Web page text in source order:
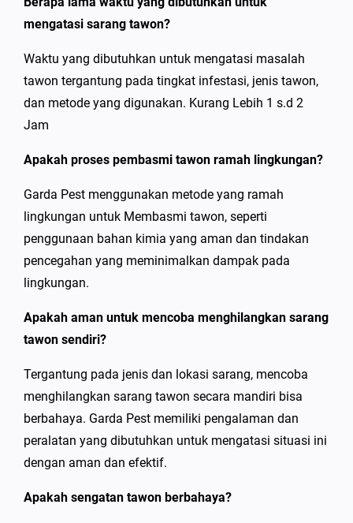
mengatasi sarang tawon?
Waktu yang dibutuhkan untuk mengatasi masalah
tawon tergantung pada tingkat infestasi, jenis tawon,
dan metode yang digunakan. Kurang Lebih 1 s.d 2
Jam
Apakah proses pembasmi tawon ramah lingkungan?
Garda Pest menggunakan metode yang ramah
lingkungan untuk Membasmi tawon, seperti
penggunaan bahan kimia yang aman dan tindakan
pencegahan yang meminimalkan dampak pada
lingkungan.
Apakah aman untuk mencoba menghilangkan sarang
tawon sendiri?
Tergantung pada jenis dan lokasi sarang, mencoba
menghilangkan sarang tawon secara mandiri bisa
berbahaya. Garda Pest memiliki pengalaman dan
peralatan yang dibutuhkan untuk mengatasi situasi ini
dengan aman dan efektif.
Apakah sengatan tawon berbahaya?